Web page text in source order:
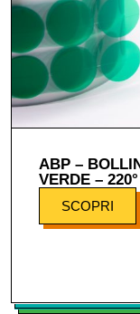
ABP –
VERDE – 220°
SCOPRI